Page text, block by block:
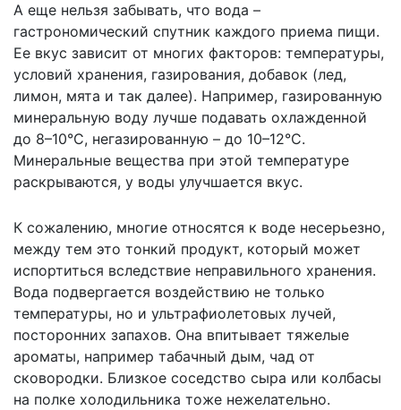
А еще нельзя забывать, что вода –
гастрономический спутник каждого приема пищи.
Ее вкус зависит от многих факторов: температуры,
условий хранения, газирования, добавок (лед,
лимон, мята и так далее). Например, газированную
минеральную воду лучше подавать охлажденной
до 8–10°C, негазированную – до 10–12°C.
Минеральные вещества при этой температуре
раскрываются, у воды улучшается вкус.
К сожалению, многие относятся к воде несерьезно,
между тем это тонкий продукт, который может
испортиться вследствие неправильного хранения.
Вода подвергается воздействию не только
температуры, но и ультрафиолетовых лучей,
посторонних запахов. Она впитывает тяжелые
ароматы, например табачный дым, чад от
сковородки. Близкое соседство сыра или колбасы
на полке холодильника тоже нежелательно.